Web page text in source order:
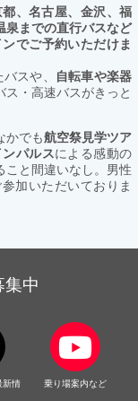
、名古屋、金沢、福
泉までの直行バスなど
でご予約いただけま
スや、
自転車や楽器
・高速バスがきっと
かでも航空祭見学ツア
パルスによる感動の
こと間違いなし。男性
加いただいておりま
集中
新情
乗り場案内など